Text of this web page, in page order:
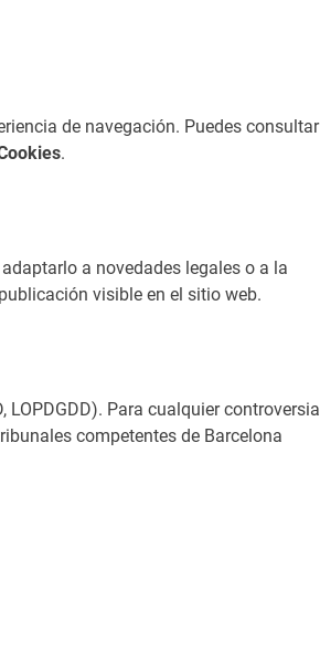
de navegación. Puedes consultar
.
a novedades legales o a la
visible en el sitio web.
LOPDGDD). Para cualquier controversia
competentes de Barcelona